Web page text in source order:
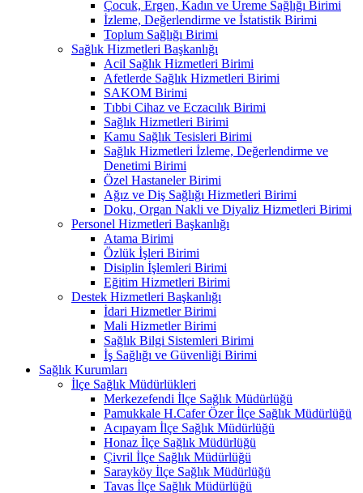
Çocuk, Ergen, Kadın ve Üreme Sağlığı Birimi
İzleme, Değerlendirme ve İstatistik Birimi
Toplum Sağlığı Birimi
Sağlık Hizmetleri Başkanlığı
Acil Sağlık Hizmetleri Birimi
Afetlerde Sağlık Hizmetleri Birimi
SAKOM Birimi
Tıbbi Cihaz ve Eczacılık Birimi
Sağlık Hizmetleri Birimi
Kamu Sağlık Tesisleri Birimi
Sağlık Hizmetleri İzleme, Değerlendirme ve
Denetimi Birimi
Özel Hastaneler Birimi
Ağız ve Diş Sağlığı Hizmetleri Birimi
Doku, Organ Nakli ve Diyaliz Hizmetleri Birimi
Personel Hizmetleri Başkanlığı
Atama Birimi
Özlük İşleri Birimi
Disiplin İşlemleri Birimi
Eğitim Hizmetleri Birimi
Destek Hizmetleri Başkanlığı
İdari Hizmetler Birimi
Mali Hizmetler Birimi
Sağlık Bilgi Sistemleri Birimi
İş Sağlığı ve Güvenliği Birimi
Sağlık Kurumları
İlçe Sağlık Müdürlükleri
Merkezefendi İlçe Sağlık Müdürlüğü
Pamukkale H.Cafer Özer İlçe Sağlık Müdürlüğü
Acıpayam İlçe Sağlık Müdürlüğü
Honaz İlçe Sağlık Müdürlüğü
Çivril İlçe Sağlık Müdürlüğü
Sarayköy İlçe Sağlık Müdürlüğü
Tavas İlçe Sağlık Müdürlüğü